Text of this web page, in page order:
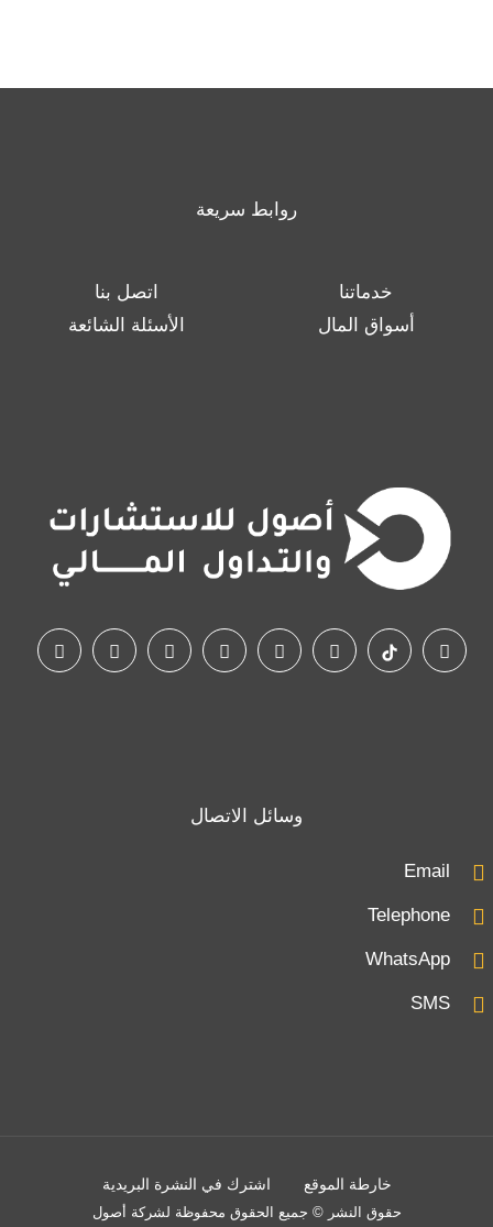
روابط سريعة
خدماتنا
اتصل بنا
أسواق المال
الأسئلة الشائعة
وسائل الاتصال
Email
Telephone
WhatsApp
SMS
خارطة الموقع اشترك في النشرة البريدية
حقوق النشر © جميع الحقوق محفوظة لشركة أصول